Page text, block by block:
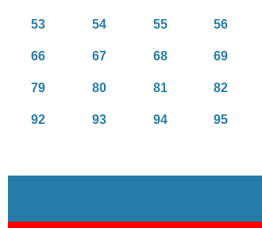
53 54 55 56
66 67 68 69
79 80 81 82
92 93 94 95